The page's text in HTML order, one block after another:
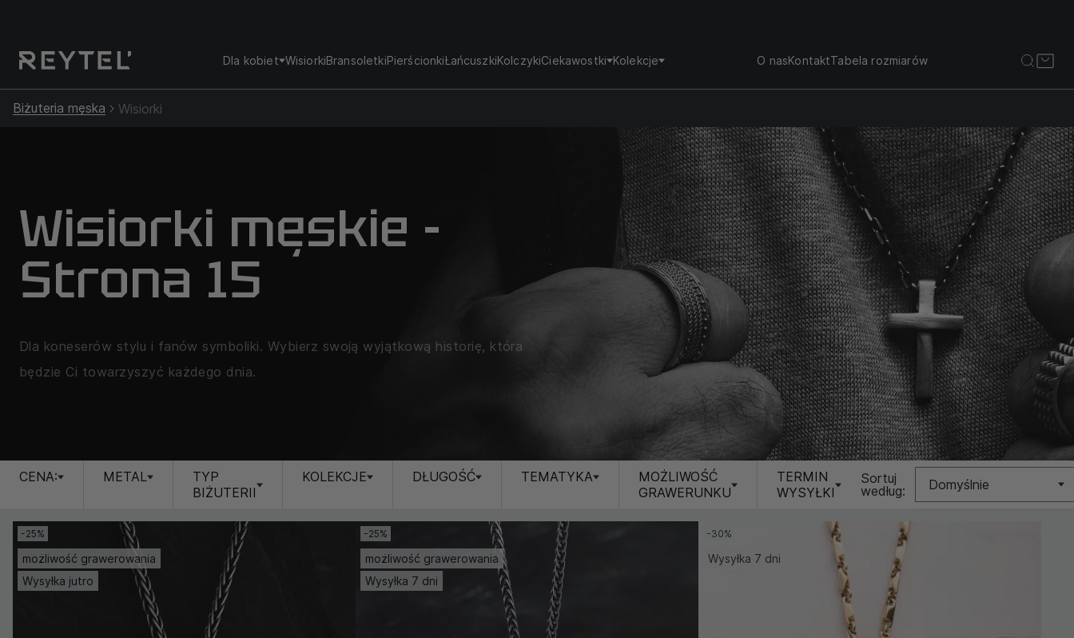
Dla kobiet WisiorkiBransoletkiPierścionkiŁańcuszkiKolczykiCiekawostki Kolekcje O nasKontaktTabela rozmiarów
Biżuteria męska Wisiorki
Wisiorki męskie -
Strona 15
Dla koneserów stylu i fanów symboliki. Wybierz swoją wyjątkową historię, która
będzie Ci towarzyszyć każdego dnia.
CENA: METAL
TYP
BIŻUTERII
KOLEKCJE DŁUGOŚĆ TEMATYKA
MOŻLIWOŚĆ
GRAWERUNKU
TERMIN
WYSYŁKI
Sortuj
według:
Domyślnie
-25%
możliwość grawerowania
Wysyłka jutro
-25%
możliwość grawerowania
Wysyłka 7 dni
-30%
Wysyłka 7 dni